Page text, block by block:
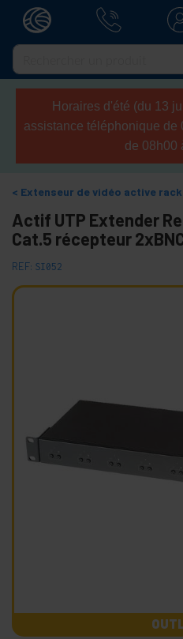
Horaires d'été (du 13
assistance téléphonique de
de 08h00
Extenseur de vidéo active rack
Actif UTP Extender
Cat.5 récepteur
REF: SI052